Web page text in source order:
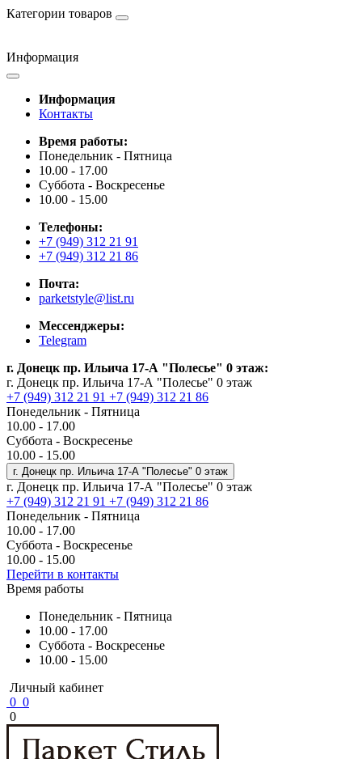
Категории товаров
Информация
Информация
Контакты
Время работы:
Понедельник - Пятница
10.00 - 17.00
Суббота - Воскресенье
10.00 - 15.00
Телефоны:
+7 (949) 312 21 91
+7 (949) 312 21 86
Почта:
parketstyle@list.ru
Мессенджеры:
Telegram
г. Донецк пр. Ильича 17-А "Полесье" 0 этаж:
г. Донецк пр. Ильича 17-А "Полесье" 0 этаж
+7 (949) 312 21 91 +7 (949) 312 21 86
Понедельник - Пятница
10.00 - 17.00
Суббота - Воскресенье
10.00 - 15.00
г. Донецк пр. Ильича 17-А "Полесье" 0 этаж
г. Донецк пр. Ильича 17-А "Полесье" 0 этаж
+7 (949) 312 21 91 +7 (949) 312 21 86
Понедельник - Пятница
10.00 - 17.00
Суббота - Воскресенье
10.00 - 15.00
Перейти в контакты
Время работы
Понедельник - Пятница
10.00 - 17.00
Суббота - Воскресенье
10.00 - 15.00
Личный кабинет
0 0
0